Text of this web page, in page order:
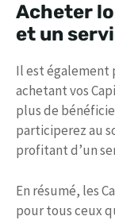
Acheter
et un
Il est également
achetant vos
plus de
participerez au
profitant d’un
En résumé, les
pour tous ceux